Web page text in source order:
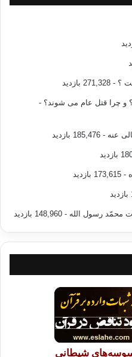
؟ - 271,328 بازدید
و چرا قتل عام می شوند؟ -
عنه - 185,476 بازدید
- 173,615 بازدید
محمّد رسول الله - 148,960 بازدید
شیطانی